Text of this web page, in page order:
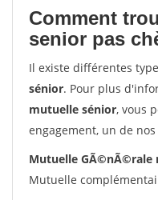
Comment
senior pas
Il existe différentes
sénior. Pour plus
mutuelle sénior, vous
engagement, un de
Mutuelle GÃ©nÃ©rale
Mutuelle